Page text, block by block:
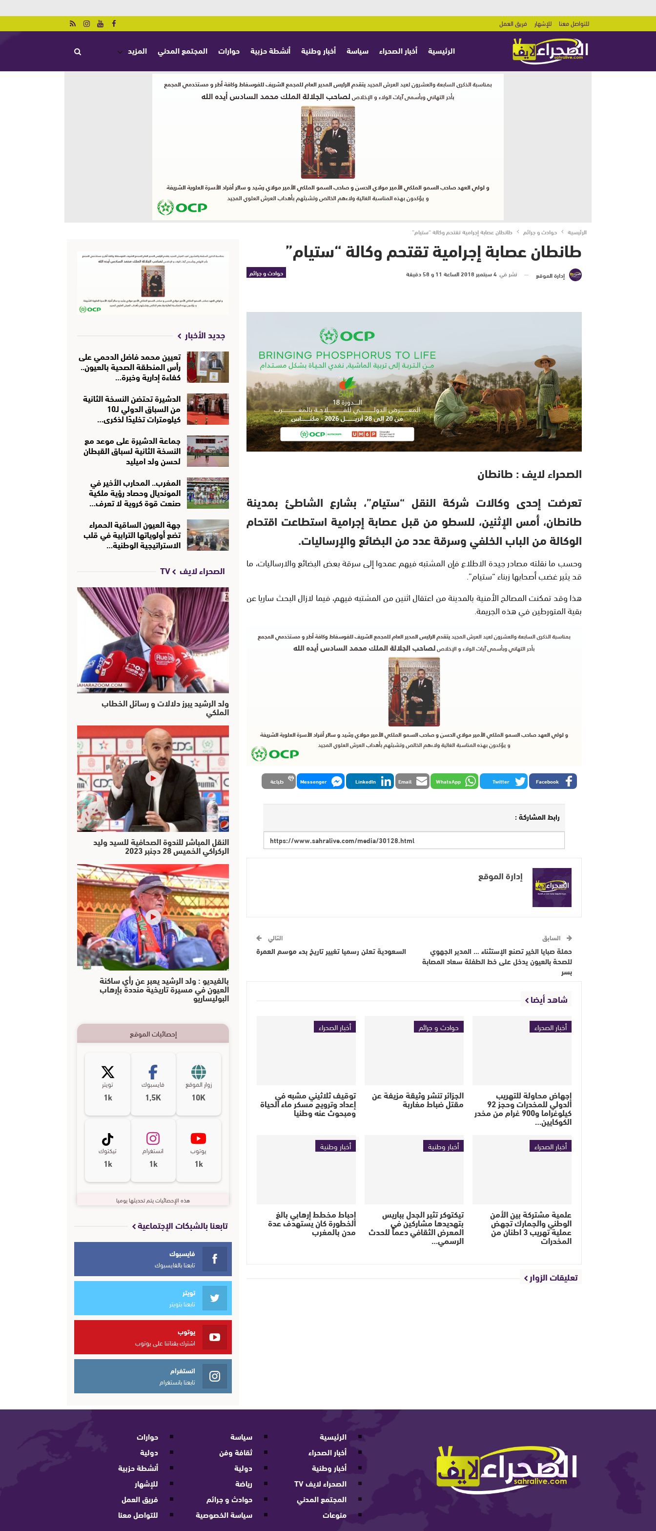
للتواصل معنا للإشهار فريق العمل
الرئيسية أخبار الصحراء سياسة أخبار وطنية أنشطة حزبية حوارات المجتمع المدني المزيد
الرئيسية حوادث و جرائم طانطان عصابة إجرامية تقتحم وكالة “ستيام”
طانطان عصابة إجرامية تقتحم وكالة “ستيام”
حوادث و جرائم إدارة الموقع نشر في 4 سبتمبر 2018 الساعة 11 و 58 دقيقة
الصحراء لايف : طانطان
تعرضت إحدى وكالات شركة النقل “ستيام”، بشارع الشاطئ بمدينة
طانطان، أمس الإثنين، للسطو من قبل عصابة إجرامية استطاعت اقتحام
الوكالة من الباب الخلفي وسرقة عدد من البضائع والإرساليات.
وحسب ما نقلته مصادر جيدة الاطلاع فإن المشتبه فيهم عمدوا إلى سرقة بعض البضائع والارساليات، ما
قد يثير غضب أصحابها زبناء “ستيام”.
هذا وقد تمكنت المصالح الأمنية بالمدينة من اعتقال اثنين من المشتبه فيهم، فيما لازال البحث ساريا عن
بقية المتورطين في هذه الجريمة.
Facebook
Twitter
WhatsApp
Email
LinkedIn
Messenger طباعة
رابط المشاركة :
إدارة الموقع
السابق
حملة صبايا الخير تصنع الإستثناء … المدير الجهوي
للصحة بالعيون يدخل على خط الطفلة سعاد المصابة
بسر
التالي
السعودية تعلن رسميا تغيير تاريخ بدء موسم العمرة
شاهد أيضا
أخبار الصحراء
إجهاض محاولة للتهريب
الدولي للمخدرات وحجز 92
كيلوغراما و900 غرام من مخدر
الكوكايين…
حوادث و جرائم
الجزائر تنشر وثيقة مزيفة عن
مقتل ضباط مغاربة
أخبار الصحراء
توقيف ثلاثيني مشبه في
إعداد وترويج مسكر ماء الحياة
ومبحوث عنه وطنيا
أخبار الصحراء
علمية مشتركة بين الأمن
الوطني والجمارك تجهض
عملية تهريب 3 اطنان من
المخدرات
أخبار وطنية
تيكتوكر تثير الجدل بباريس
بتهديدها مشاركين في
المعرض الثقافي دعماً للحدث
الرسمي…
أخبار وطنية
إحباط مخطط إرهابي بالغ
الخطورة كان يستهدف عدة
مدن بالمغرب
تعليقات الزوار
جديد الأخبار
تعيين محمد فاضل الدحمي على
رأس المنطقة الصحية بالعيون..
كفاءة إدارية وخبرة…
الدشيرة تحتضن النسخة الثانية
من السباق الدولي لـ10
كيلومترات تخليدًا لذكرى…
جماعة الدشيرة على موعد مع
النسخة الثانية لسباق القبطان
لحسن ولد اميليد
المغرب.. المحارب الأخير في
المونديال وحصاد رؤية ملكية
صنعت قوة كروية لا تعرف…
جهة العيون الساقية الحمراء
تضع أولوياتها الترابية في قلب
الاستراتيجية الوطنية…
الصحراء لايف TV
ولد الرشيد يبرز دلالات و رسائل الخطاب
الملكي
النقل المباشر للندوة الصحافية للسيد وليد
الركراكي الخميس 28 دجنبر 2023
بالفيديو : ولد الرشيد يعبر عن رأي ساكنة
العيون في مسيرة تاريخية منددة بإرهاب
البوليساريو
إحصائيات الموقع
زوار الموقع
10K
فايسبوك
1,5K
تويتر
1k
يوتوب
1k
انستغرام
1k
تيكتوك
1k
هذه الإحصائيات يتم تحديثها يوميا
تابعنا بالشبكات الإجتماعية
فايسبوك
تابعنا بالفايسبوك
تويتر
تابعنا بتويتر
يوتوب
اشترك بقناتنا على يوتوب
انستغرام
تابعنا بانستغرام
الرئيسية
أخبار الصحراء
أخبار وطنية
الصحراء لايف TV
المجتمع المدني
منوعات
سياسة
ثقافة وفن
دولية
رياضة
حوادث و جرائم
سياسة الخصوصية
حوارات
دولية
أنشطة حزبية
للإشهار
فريق العمل
للتواصل معنا